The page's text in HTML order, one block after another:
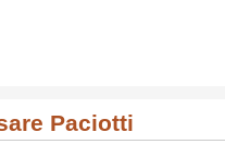
Paciotti